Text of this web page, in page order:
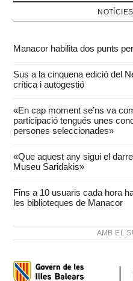
Manacor habilita dos punts
Sus a la cinquena edició del
crítica i autogestió
«En cap moment se’ns va
participació tengués unes
persones seleccionades»
«Que aquest any sigui el
Museu Saridakis»
Fins a 10 usuaris cada hora
les biblioteques de Manacor
AMB EL